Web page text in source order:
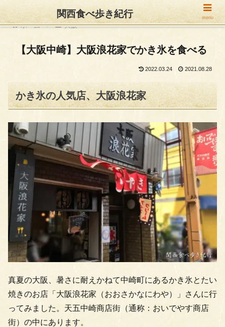
ホーム 大阪
【大阪中崎】大阪浪花家でかき氷を食べる
2022.03.24 2021.08.28
かき氷の人気店、大阪浪花家
真夏の大阪、暑さに耐えかねて中崎町にあるかき氷とたい
焼きのお店「大阪浪花家（おおさかなにわや）」さんに行
ってみました。天五中崎商店街（通称：おいでやす商店
街）の中にあります。
関西食べ歩き紀行 menu